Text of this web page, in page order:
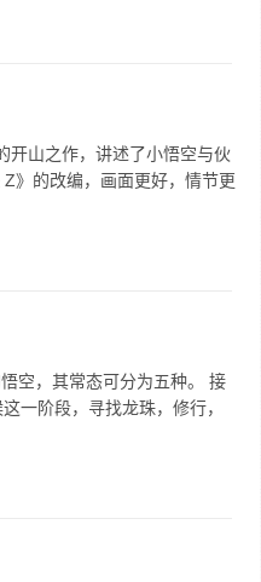
开山之作，讲述了小悟空与伙
》的改编，画面更好，情节更
空，其常态可分为五种。 接
一阶段，寻找龙珠，修行，